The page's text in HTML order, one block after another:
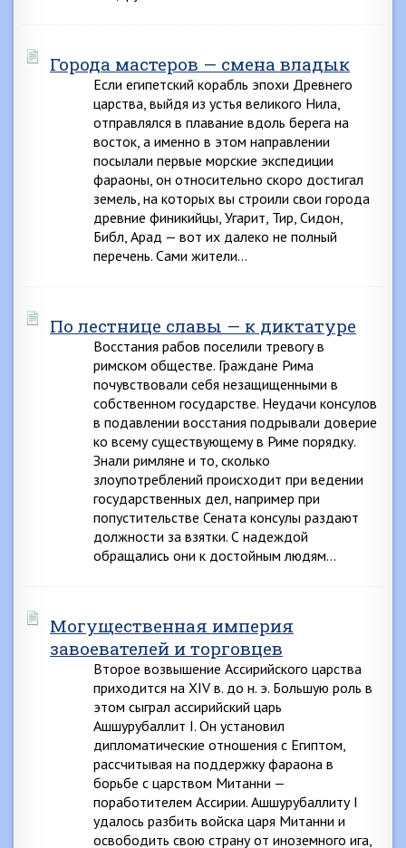
Города мастеров — смена владык
Если египетский корабль эпохи Древнего
царства, выйдя из устья великого Нила,
отправлялся в плавание вдоль берега на
восток, а именно в этом направлении
посылали первые морские экспедиции
фараоны, он относительно скоро достигал
земель, на которых вы строили свои города
древние финикийцы, Угарит, Тир, Сидон,
Библ, Арад — вот их далеко не полный
перечень. Сами жители…
По лестнице славы — к диктатуре
Восстания рабов поселили тревогу в
римском обществе. Граждане Рима
почувствовали себя незащищенными в
собственном государстве. Неудачи консулов
в подавлении восстания подрывали доверие
ко всему существующему в Риме порядку.
Знали римляне и то, сколько
злоупотреблений происходит при ведении
государственных дел, например при
попустительстве Сената консулы раздают
должности за взятки. С надеждой
обращались они к достойным людям…
Могущественная империя
завоевателей и торговцев
Второе возвышение Ассирийского царства
приходится на XIV в. до н. э. Большую роль в
этом сыграл ассирийский царь
Ашшурубаллит I. Он установил
дипломатические отношения с Египтом,
рассчитывая на поддержку фараона в
борьбе с царством Митанни —
поработителем Ассирии. Ашшурубаллиту I
удалось разбить войска царя Митанни и
освободить свою страну от иноземного ига,